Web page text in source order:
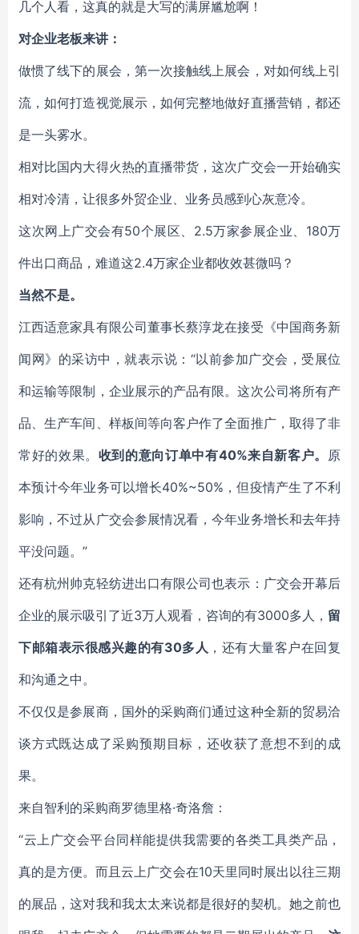
几个人看，这真的就是大写的满屏尴尬啊！
对企业老板来讲：
做惯了线下的展会，第一次接触线上展会，对如何线上引
流，如何打造视觉展示，如何完整地做好直播营销，都还
是一头雾水。
相对比国内大得火热的直播带货，这次广交会一开始确实
相对冷清，让很多外贸企业、业务员感到心灰意冷。
这次网上广交会有50个展区、2.5万家参展企业、180万
件出口商品，难道这2.4万家企业都收效甚微吗？
当然不是。
江西适意家具有限公司董事长蔡淳龙在接受《中国商务新
闻网》的采访中，就表示说：“以前参加广交会，受展位
和运输等限制，企业展示的产品有限。这次公司将所有产
品、生产车间、样板间等向客户作了全面推广，取得了非
常好的效果。 收到的意向订单中有40%来自新客户。 原
本预计今年业务可以增长40%~50%，但疫情产生了不利
影响，不过从广交会参展情况看，今年业务增长和去年持
平没问题。”
还有杭州帅克轻纺进出口有限公司也表示：广交会开幕后
企业的展示吸引了近3万人观看，咨询的有3000多人， 留
下邮箱表示很感兴趣的有30多人 ，还有大量客户在回复
和沟通之中。
不仅仅是参展商，国外的采购商们通过这种全新的贸易洽
谈方式既达成了采购预期目标，还收获了意想不到的成
果。
来自智利的采购商罗德里格·奇洛詹：
“云上广交会平台同样能提供我需要的各类工具类产品，
真的是方便。而且云上广交会在10天里同时展出以往三期
的展品，这对我和我太太来说都是很好的契机。她之前也